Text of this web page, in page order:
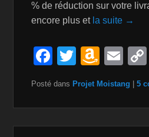
% de réduction sur votre
encore plus et la suite →
F
a
c
e
b
T
wi
tt
er
A
m
a
z
o
E
m
ail
Posté dans Projet Moistang |5